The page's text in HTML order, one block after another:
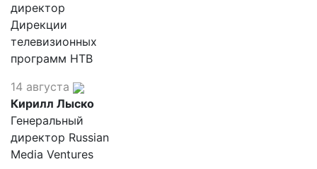
директор
Дирекции
телевизионных
программ НТВ
14 августа
Кирилл Лыско
Генеральный
директор Russian
Media Ventures